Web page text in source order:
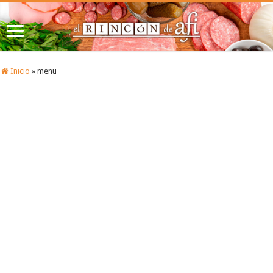
Inicio » menu